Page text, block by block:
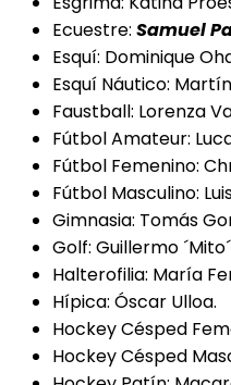
Ecuestre: Samuel
Esquí: Dominique
Esquí Náutico:
Faustball: Lorenza
Fútbol Amateur:
Fútbol Femenino:
Fútbol Masculino:
Gimnasia: Tomás
Golf: Guillermo
Halterofilia: María
Hípica: Óscar Ulloa.
Hockey Césped
Hockey Césped